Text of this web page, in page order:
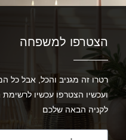
הצטרפו למשפחה
רטרו זה מגניב והכל, אבל כל
ועכשיו הצטרפו עכשיו
לקניה הבאה שלכם